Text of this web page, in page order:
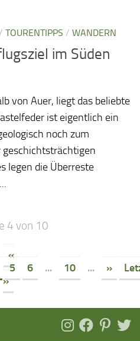
/ TOURENTIPPS / WANDERN
im Süden
von Auer, liegt das beliebte
ist eigentlich ein
noch zum
legen die Überreste
4 von 10
«
5 6 ... 10 ... »
»